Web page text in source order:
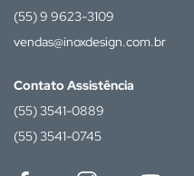
(55) 9 9623-3109
vendas@inoxdesign.com.br
Contato Assistência
(55) 3541-0889
(55) 3541-0745